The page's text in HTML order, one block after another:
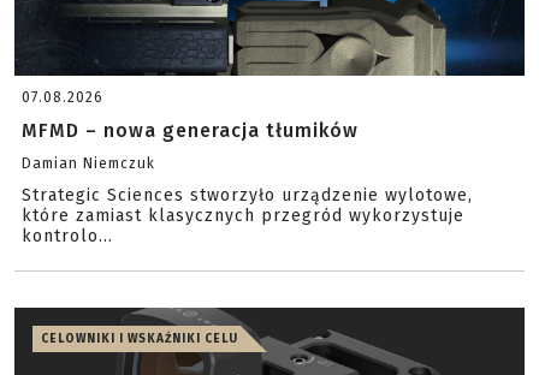
07.08.2026
MFMD – nowa generacja tłumików
Damian Niemczuk
Strategic Sciences stworzyło urządzenie wylotowe,
które zamiast klasycznych przegród wykorzystuje
kontrolo...
CELOWNIKI I WSKAŹNIKI CELU